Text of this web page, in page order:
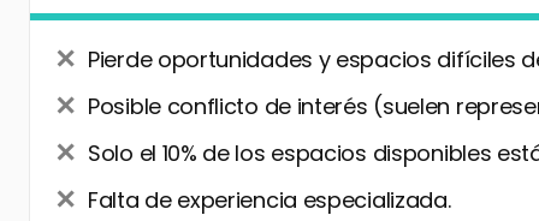
Pierde oportunidades y espacios difíciles
Posible conflicto de interés (suelen
Solo el 10% de los espacios disponibles
Falta de experiencia especializada.